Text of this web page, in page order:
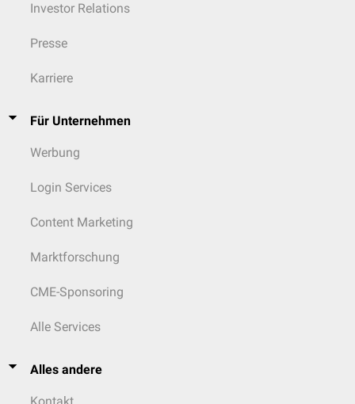
Investor Relations
Presse
Karriere
Für Unternehmen
Werbung
Login Services
Content Marketing
Marktforschung
CME-Sponsoring
Alle Services
Alles andere